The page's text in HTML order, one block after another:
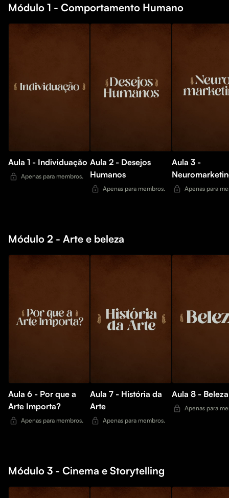
Módulo 1 - Comportamento Humano
Aula 1 - Individuação
Apenas para membros.
Aula 2 - Desejos
Humanos
Apenas para membros.
Aula 3 -
Apenas para
Módulo 2 - Arte e beleza
Aula 6 - Por que a
Arte Importa?
Apenas para membros.
Aula 7 - História da
Arte
Apenas para membros.
Aula 8 - Beleza
Apenas para
Módulo 3 - Cinema e Storytelling